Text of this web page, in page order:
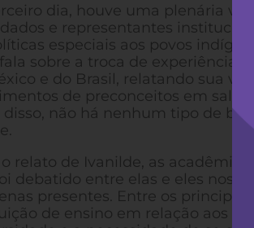
dia, houve uma plenária
e representantes
especiais aos povos
sobre a troca de experiência
e do Brasil, relatando sua
de preconceitos em sala
disso, não há nenhum tipo de
relato de Ivanilde, as
debatido entre elas e eles nos
presentes. Entre os
de ensino em relação aos